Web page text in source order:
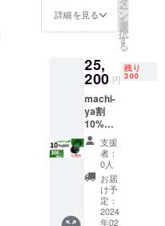
に対す
料込）
【内
容】
MAX ×
1台 付
属ケー
ス×1個
充電器
×1個 日
本語マ
ニュア
ル × 1個
※ 割引
率は販
売予定
価格に
詳細を見る ー
ン
を
選
択
す
る
25,
200 円
残り
300
machi-
ya割
10%
OFF (限
定300名
様） 一
般販売
予定価
28,000
支援
者：
0人
お届
け予
定：
2024
年02